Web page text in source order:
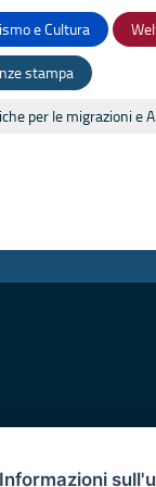
e Cultura
stampa
per le migrazioni e
Bari
Informazioni